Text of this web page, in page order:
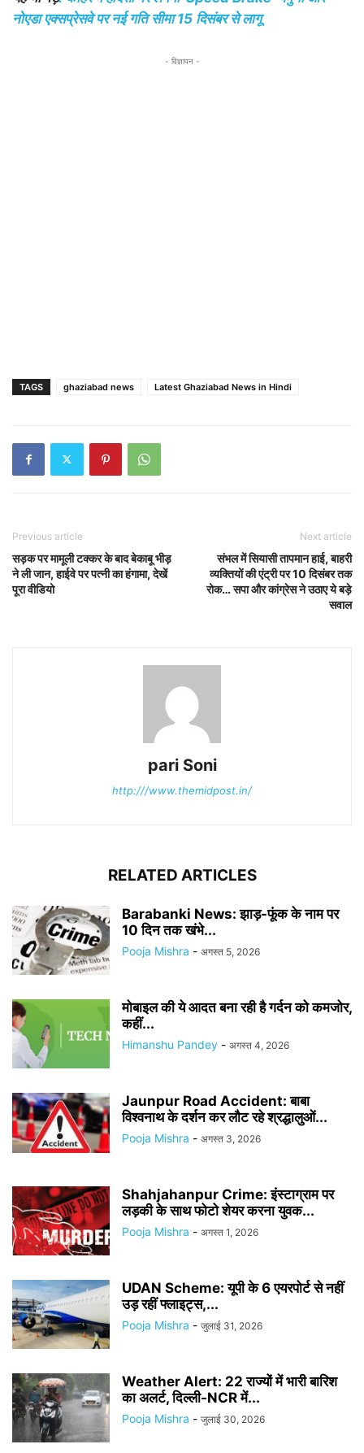
नोएडा एक्सप्रेसवे पर नई गति सीमा 15 दिसंबर से लागू
- विज्ञापन -
TAGS ghaziabad news Latest Ghaziabad News in Hindi
Previous article
सड़क पर मामूली टक्कर के बाद बेकाबू भीड़
ने ली जान, हाईवे पर पत्नी का हंगामा, देखें
पूरा वीडियो
Next article
संभल में सियासी तापमान हाई, बाहरी
व्यक्तियों की एंट्री पर 10 दिसंबर तक
रोक… सपा और कांग्रेस ने उठाए ये बड़े
सवाल
pari Soni
http:///www.themidpost.in/
RELATED ARTICLES
Barabanki News: झाड़-फूंक के नाम पर
10 दिन तक खंभे...
Pooja Mishra - अगस्त 5, 2026
मोबाइल की ये आदत बना रही है गर्दन को कमजोर,
कहीं...
Himanshu Pandey - अगस्त 4, 2026
Jaunpur Road Accident: बाबा
विश्वनाथ के दर्शन कर लौट रहे श्रद्धालुओं...
Pooja Mishra - अगस्त 3, 2026
Shahjahanpur Crime: इंस्टाग्राम पर
लड़की के साथ फोटो शेयर करना युवक...
Pooja Mishra - अगस्त 1, 2026
UDAN Scheme: यूपी के 6 एयरपोर्ट से नहीं
उड़ रहीं फ्लाइट्स,...
Pooja Mishra - जुलाई 31, 2026
Weather Alert: 22 राज्यों में भारी बारिश
का अलर्ट, दिल्ली-NCR में...
Pooja Mishra - जुलाई 30, 2026